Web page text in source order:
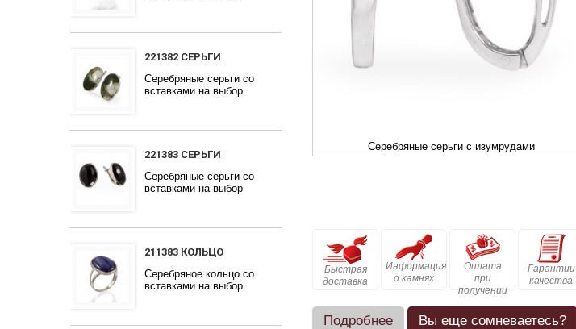
221382 СЕРЬГИ
Серебряные серьги со
вставками на выбор
221383 СЕРЬГИ
Серебряные серьги со
вставками на выбор
211383 КОЛЬЦО
Серебряное кольцо со
вставками на выбор
Серебряные серьги с изумрудами
Быстрая
доставка
Информация
о камнях
Оплата
при
получении
Гарантии
качества
Подробнее Вы еще сомневаетесь?